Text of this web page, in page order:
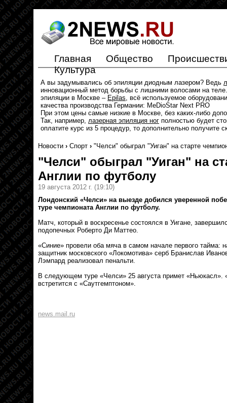
Главная Общество
Культура
А вы задумывались об эпиляции диодным лазером? Ведь
инновационный метод борьбы с лишними волосами на
эпиляции в Москве – Epilas, всё используемое
качества производства Германии: MeDioStar Next PRO
При этом цены самые низкие в Москве, без каких-либо
Так, например, лазерная эпиляция ног полностью будет
оплатите курс из 5 процедур, то дополнительно получите
Новости › Спорт › "Челси" обыграл "Уиган" на старте
"Челси" обыграл "Уиган" на
Англии по футболу
19 августа 2012 г. (19:10)
Лондонский «Челси» на выезде добился уверенной
туре чемпионата Англии по футболу.
Матч, который в воскресенье состоялся в Уигане,
подопечных Роберто Ди Маттео.
«Синие» провели оба мяча в самом начале первого тайма:
защитник московского «Локомотива» серб Бранислав
Лэмпард реализовал пенальти.
В следующем туре «Челси» 25 августа примет «Ньюкасл».
встретится с «Саутгемптоном».
news.mail.ru